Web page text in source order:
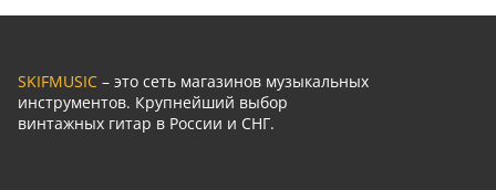
SKIFMUSIC – это сеть магазинов музыкальных
инструментов. Крупнейший выбор
винтажных гитар в России и СНГ.